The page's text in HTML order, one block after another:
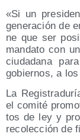
«Si un
gene­ra­ción de
ne que ser
man­da­to con
ciu­da­da­na
gobier­nos, a
La
el comi­té
tos de ley y
reco­lec­ción de